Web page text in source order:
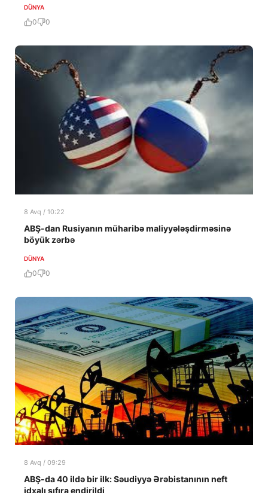
DÜNYA
0 0
8 Avq / 10:22
ABŞ-dan Rusiyanın müharibə maliyyələşdirməsinə
böyük zərbə
DÜNYA
0 0
8 Avq / 09:29
ABŞ-da 40 ildə bir ilk: Səudiyyə Ərəbistanının neft
idxalı sıfıra endirildi